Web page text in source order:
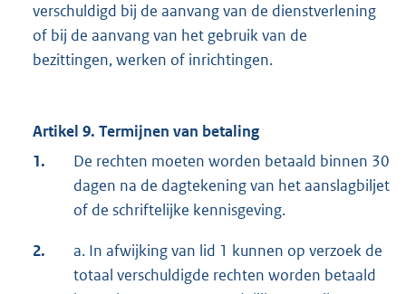
verschuldigd bij de aanvang van de dienstverlening
of bij de aanvang van het gebruik van de
bezittingen, werken of inrichtingen.
Artikel 9. Termijnen van betaling
1.
De rechten moeten worden betaald binnen 30
dagen na de dagtekening van het aanslagbiljet
of de schriftelijke kennisgeving.
2.
a. In afwijking van lid 1 kunnen op verzoek de
totaal verschuldigde rechten worden betaald